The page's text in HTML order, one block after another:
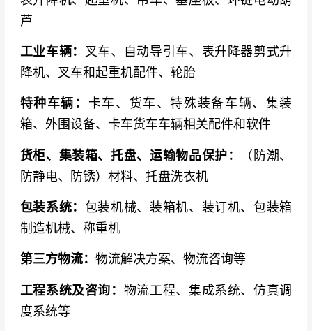
芦
工业车辆： 叉车、自动导引车、表升降器剪式升
降机、叉车和起重机配件、轮胎
特种车辆： 卡车、货车、特殊装备车辆、集装
箱、外围设备、卡车货车车辆相关配件和软件
货柜、集装箱、托盘、运输物品保护：
（防潮、
防静电、防锈）材料、托盘洗衣机
包装系统： 包装机械、装箱机、装订机、包装箱
制造机械、称重机
第三方物流： 物流解决方案、物流咨询等
工程系统及咨询： 物流工程、集成系统、仿真调
度系统等